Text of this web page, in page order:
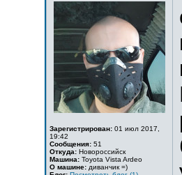
Зарегистрирован: 01 июл 2017,
19:42
Сообщения: 51
Откуда: Новороссийск
Машина: Toyota Vista Ardeo
О машине: диванчик =)